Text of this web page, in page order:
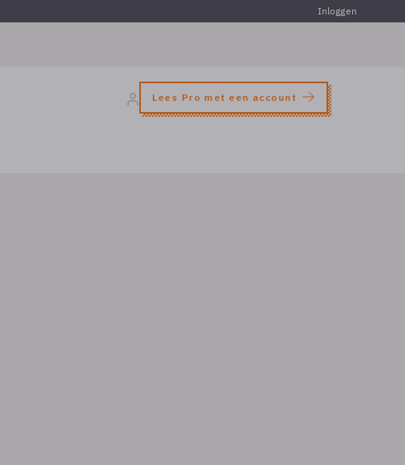
Inloggen
Lees Pro met een account